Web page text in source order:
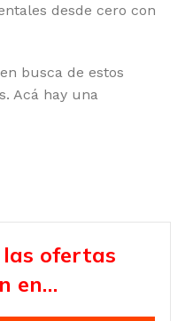
desde cero con
busca de estos
Acá hay una
ofertas
en…